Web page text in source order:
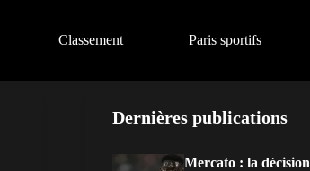
Classement Paris sportifs
Dernières publications
Mercato : la décision